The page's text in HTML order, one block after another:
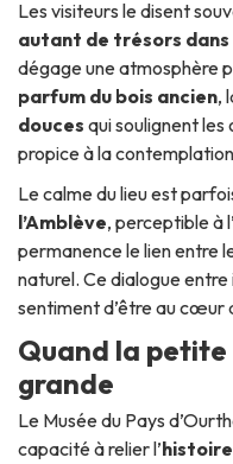
Les visiteurs le disent
autant de trésors dans
dégage une atmosphère
parfum du bois ancien,
douces qui soulignent
propice à la
Le calme du lieu est
l’Amblève, perceptible à
permanence le lien entre
naturel. Ce dialogue
sentiment d’être au cœur
Quand la
grande
Le Musée du Pays
capacité à relier l’